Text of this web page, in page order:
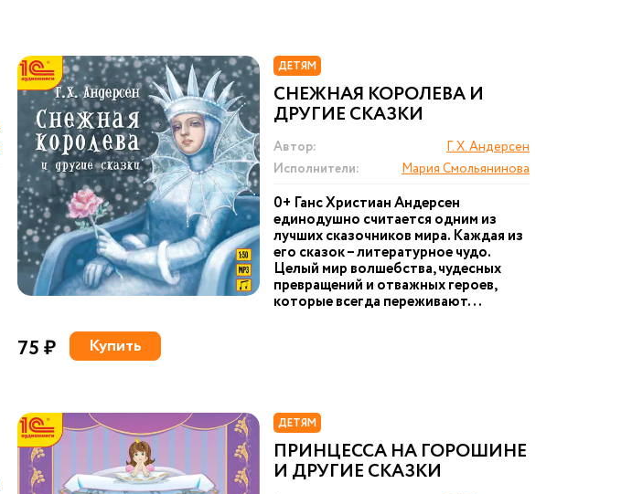
ДЕТЯМ
СНЕЖНАЯ КОРОЛЕВА И
ДРУГИЕ СКАЗКИ
Автор:
Г. Х. Андерсен
Исполнители:
Мария Смольянинова
0+ Ганс Христиан Андерсен
единодушно считается одним из
лучших сказочников мира. Каждая из
его сказок – литературное чудо.
Целый мир волшебства, чудесных
превращений и отважных героев,
которые всегда переживают...
75 ₽ Купить
ДЕТЯМ
ПРИНЦЕССА НА ГОРОШИНЕ
И ДРУГИЕ СКАЗКИ